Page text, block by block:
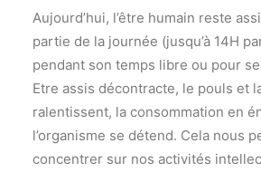
CONDITIONS GÉNÉRALES DE VENTE
Recherche
Aujourd’hui, l’être humain reste
partie de la journée (jusqu’à 14H
pendant son temps libre ou pour
Etre assis décontracte, le pouls et
ralentissent, la consommation en
l’organisme se détend. Cela nous
concentrer sur nos activités